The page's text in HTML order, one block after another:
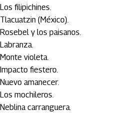
Los filipichines.
Tlacuatzin (México).
Rosebel y los paisanos.
Labranza.
Monte violeta.
Impacto fiestero.
Nuevo amanecer.
Los mochileros.
Neblina carranguera.